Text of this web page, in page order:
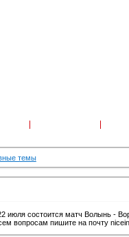
темы
состоится матч Волынь -
вопросам пишите на почту